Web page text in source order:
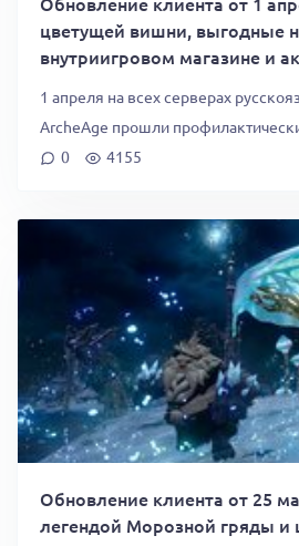
цветущей вишни, выгодные
внутриигровом магазине и
1 апреля на всех серверах
ArcheAge прошли
0
4155
Обновление клиента от 25
легендой Морозной гряды и